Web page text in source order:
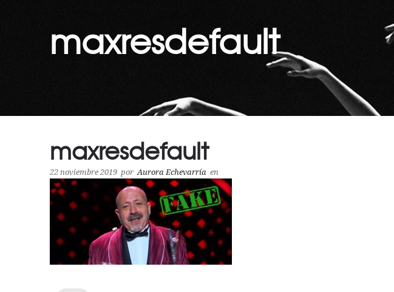
maxresdefault
maxresdefault
22 noviembre 2019 por Aurora Echevarría en